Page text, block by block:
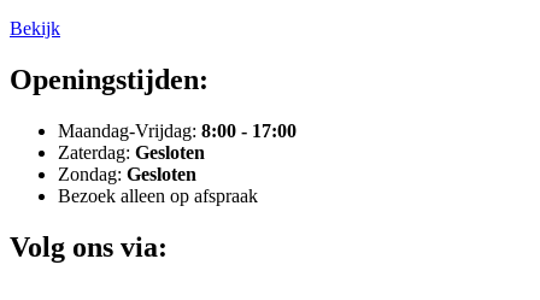
Bekijk
Openingstijden:
Maandag-Vrijdag: 8:00 - 17:00
Zaterdag: Gesloten
Zondag: Gesloten
Bezoek alleen op afspraak
Volg ons via: